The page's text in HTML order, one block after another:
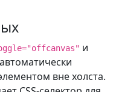
и
вне холста.